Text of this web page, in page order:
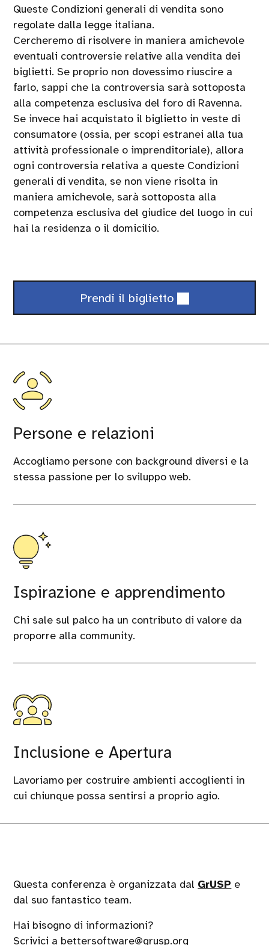
Queste Condizioni generali di vendita sono
regolate dalla legge italiana.
Cercheremo di risolvere in maniera amichevole
eventuali controversie relative alla vendita dei
biglietti. Se proprio non dovessimo riuscire a
farlo, sappi che la controversia sarà sottoposta
alla competenza esclusiva del foro di Ravenna.
Se invece hai acquistato il biglietto in veste di
consumatore (ossia, per scopi estranei alla tua
attività professionale o imprenditoriale), allora
ogni controversia relativa a queste Condizioni
generali di vendita, se non viene risolta in
maniera amichevole, sarà sottoposta alla
competenza esclusiva del giudice del luogo in cui
hai la residenza o il domicilio.
Prendi il biglietto Biglietti
Persone e relazioni
Accogliamo persone con background diversi e la
stessa passione per lo sviluppo web.
Ispirazione e apprendimento
Chi sale sul palco ha un contributo di valore da
proporre alla community.
Inclusione e Apertura
Lavoriamo per costruire ambienti accoglienti in
cui chiunque possa sentirsi a proprio agio.
Questa conferenza è organizzata dal GrUSP e
dal suo fantastico team.
Hai bisogno di informazioni?
Scrivici a bettersoftware@grusp.org